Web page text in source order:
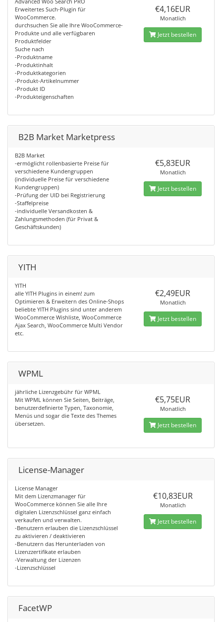
Erweitertes Such-Plugin für
WooCommerce.
durchsuchen Sie alle Ihre WooCommerce-
Produkte und alle verfügbaren
Produktfelder
Suche nach
-Produktname
-Produktinhalt
-Produktkategorien
-Produkt-Artikelnummer
-Produkt ID
-Produkteigenschaften
€4,16EUR
Monatlich
Jetzt bestellen
B2B Market Marketpress
B2B Market
-ermöglicht rollenbasierte Preise für
verschiedene Kundengruppen
(individuelle Preise für verschiedene
Kundengruppen)
-Prüfung der UID bei Registrierung
-Staffelpreise
-individuelle Versandkosten &
Zahlungsmethoden (für Privat &
Geschäftskunden)
€5,83EUR
Monatlich
Jetzt bestellen
YITH
YITH
alle YITH Plugins in einem! zum
Optimieren & Erweitern des Online-Shops
beliebte YITH Plugins sind unter anderem
WooCommerce Wishliste, WooCommerce
Ajax Search, WooCommerce Multi Vendor
etc.
€2,49EUR
Monatlich
Jetzt bestellen
WPML
jährliche Lizenzgebühr für WPML
Mit WPML können Sie Seiten, Beiträge,
benutzerdefinierte Typen, Taxonomie,
Menüs und sogar die Texte des Themes
übersetzen.
€5,75EUR
Monatlich
Jetzt bestellen
License-Manager
License Manager
Mit dem Lizenzmanager für
WooCommerce können Sie alle Ihre
digitalen Lizenzschlüssel ganz einfach
verkaufen und verwalten.
-Benutzern erlauben die Lizenzschlüssel
zu aktivieren / deaktivieren
-Benutzern das Herunterladen von
Lizenzzertifikate erlauben
-Verwaltung der Lizenzen
-Lizenzschlüssel
€10,83EUR
Monatlich
Jetzt bestellen
FacetWP